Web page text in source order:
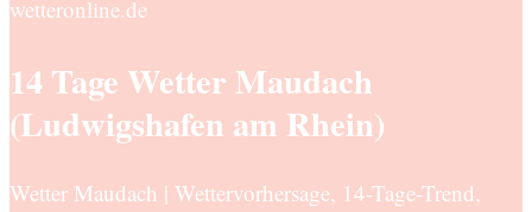
wetteronline.de
14 Tage Wetter Maudach
(Ludwigshafen am Rhein)
Wetter Maudach | Wettervorhersage, 14-Tage-Trend,